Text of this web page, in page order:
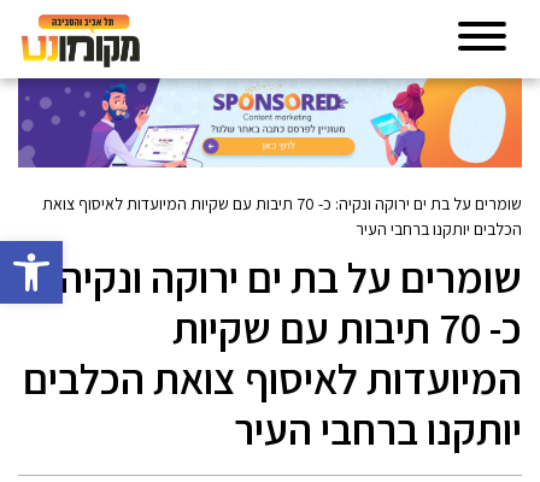
פתח
שומרים על בת ים ירוקה ונקיה: כ- 70 תיבות עם שקיות המיועדות לאיסוף צואת
הכלבים יותקנו ברחבי העיר
שומרים על בת ים ירוקה ונקיה:
כ- 70 תיבות עם שקיות
המיועדות לאיסוף צואת הכלבים
יותקנו ברחבי העיר